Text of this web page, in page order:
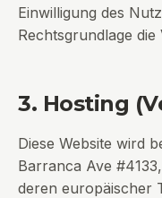
Einwilligung des
Rechtsgrundlage
3. Hosting
Diese Website wird
Barranca Ave
deren europäischer